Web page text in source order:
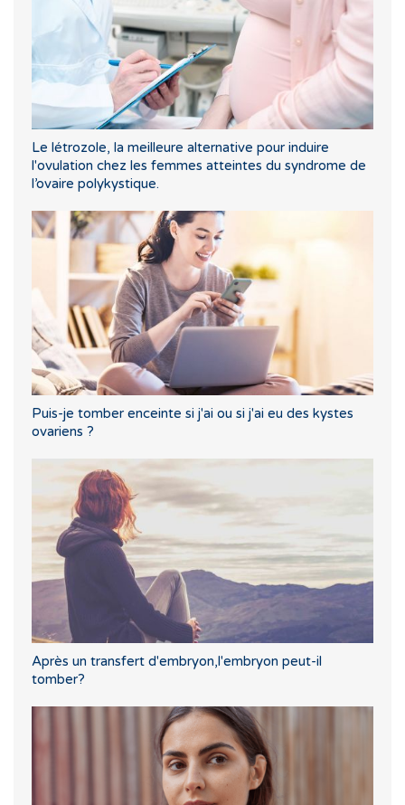
Le létrozole, la meilleure alternative pour induire
l'ovulation chez les femmes atteintes du syndrome de
l’ovaire polykystique.
Puis-je tomber enceinte si j'ai ou si j'ai eu des kystes
ovariens ?
Après un transfert d'embryon,l'embryon peut-il
tomber?